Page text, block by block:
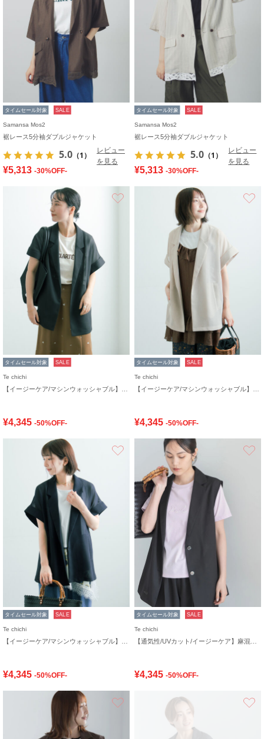
タイムセール対象 SALE
Samansa Mos2
裾レース5分袖ダブルジャケット
5.0 （1）
レビュー
を見る
¥5,313 -30%OFF-
タイムセール対象 SALE
Samansa Mos2
裾レース5分袖ダブルジャケット
5.0 （1）
レビュー
を見る
¥5,313 -30%OFF-
タイムセール対象 SALE
Te chichi
¥4,345 -50%OFF-
タイムセール対象 SALE
Te chichi
¥4,345 -50%OFF-
お気に入り
タイムセール対象 SALE
Te chichi
¥4,345 -50%OFF-
タイムセール対象 SALE
Te chichi
¥4,345 -50%OFF-